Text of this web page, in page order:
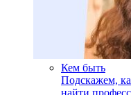
Кем быть
Подскажем,
найти